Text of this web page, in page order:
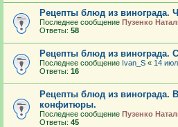
Рецепты блюд из винограда.
Последнее сообщение Пузенко
Ответы: 58
Рецепты блюд из винограда.
Последнее сообщение Ivan_S « 14
Ответы: 16
Рецепты блюд из винограда.
конфитюры.
Последнее сообщение Пузенко
Ответы: 45